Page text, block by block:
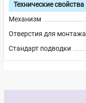
Технические свойства
Механизм
Отверстия для монтажа
Стандарт подводки